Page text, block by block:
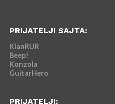
PRIJATELJI SAJTA:
KlanRUR
Beep!
Konzola
GuitarHero
PRIJATELJI: